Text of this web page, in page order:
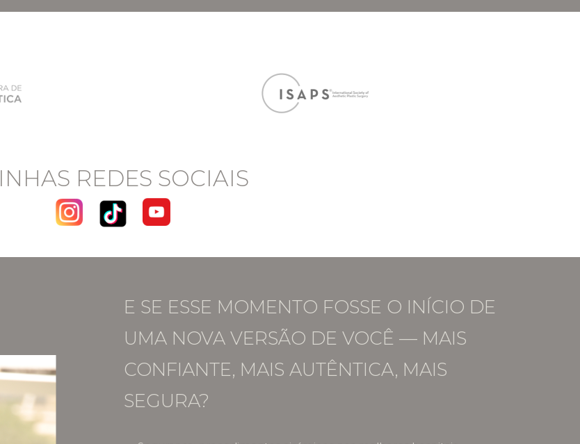
REDES SOCIAIS
E SE ESSE MOMENTO FOSSE O INÍCIO DE
UMA NOVA VERSÃO DE VOCÊ — MAIS
CONFIANTE, MAIS AUTÊNTICA, MAIS
SEGURA?